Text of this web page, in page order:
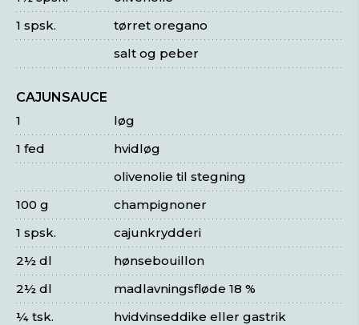
tørret oregano
1 spsk.
salt og peber
CAJUNSAUCE
løg
1
hvidløg
1 fed
olivenolie til stegning
champignoner
100 g
cajunkrydderi
1 spsk.
hønsebouillon
2½ dl
madlavningsfløde 18 %
2½ dl
hvidvinseddike eller gastrik
¼ tsk.